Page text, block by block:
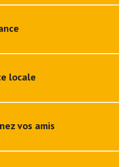
locale
vos amis